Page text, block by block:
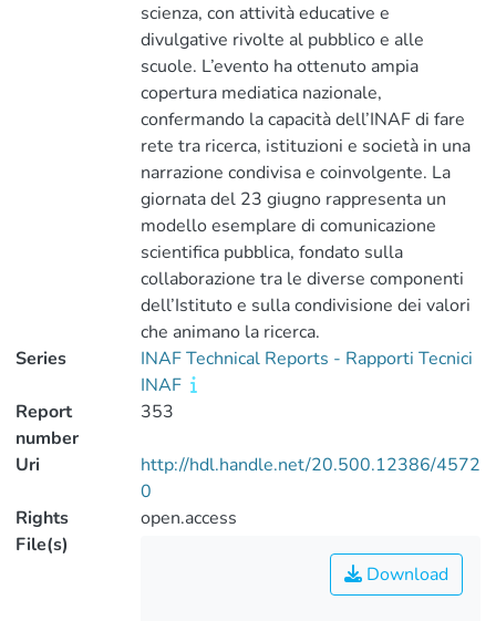
scienza, con attività educative e
divulgative rivolte al pubblico e alle
scuole. L’evento ha ottenuto ampia
copertura mediatica nazionale,
confermando la capacità dell’INAF di fare
rete tra ricerca, istituzioni e società in una
narrazione condivisa e coinvolgente. La
giornata del 23 giugno rappresenta un
modello esemplare di comunicazione
scientifica pubblica, fondato sulla
collaborazione tra le diverse componenti
dell’Istituto e sulla condivisione dei valori
che animano la ricerca.
Series
INAF Technical Reports - Rapporti Tecnici
INAF
Report
number
353
Uri
http://hdl.handle.net/20.500.12386/4572
0
Rights
open.access
File(s)
Download